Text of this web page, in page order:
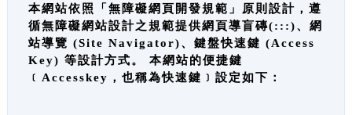
本網站依照「無障礙網頁開發規範」原則設計，遵
循無障礙網站設計之規範提供網頁導盲磚(:::)、網
站導覽 (Site Navigator)、鍵盤快速鍵 (Access
Key) 等設計方式。 本網站的便捷鍵
﹝Accesskey，也稱為快速鍵﹞設定如下：